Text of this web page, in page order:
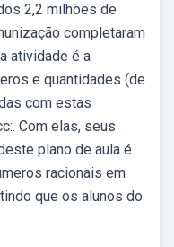
2,2 milhões de
completaram
atividade é a
e quantidades (de
com estas
Com elas, seus
plano de aula é
racionais em
que os alunos do